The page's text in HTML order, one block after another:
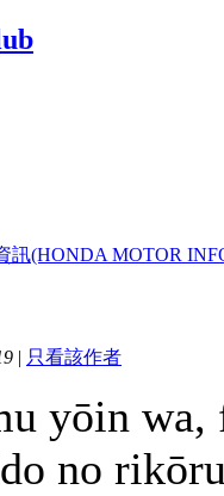
訊(HONDA MOTOR
| 只看該作者
yōin
no